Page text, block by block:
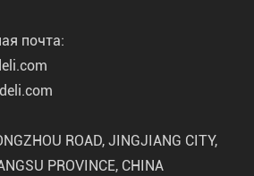
почта:
ROAD, JINGJIANG CITY,
PROVINCE, CHINA